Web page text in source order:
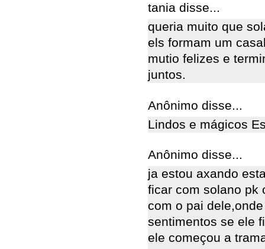
tania disse...
queria muito que
els formam um
mutio felizes e
juntos.
Anônimo disse...
Lindos e mágicos
Anônimo disse...
ja estou axando
ficar com solano pk
com o pai
sentimentos se ele
ele começou a